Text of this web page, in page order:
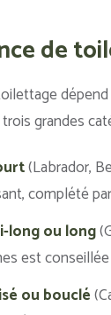
de
grandes
(Labrador,
complété
long ou long
est
ou bouclé